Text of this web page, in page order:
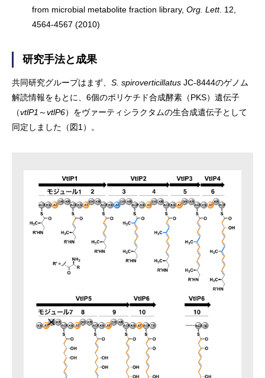
from microbial metabolite fraction library, Org. Lett. 12,
4564-4567 (2010)
研究手法と成果
共同研究グループはまず、 S. spiroverticillatus JC-8444のゲノム
解読情報をもとに、6個のポリケチド合成酵素（PKS）遺伝子
（vtlP1 ～vtlP6）をヴァーティシラクタムの生合成遺伝子として
同定しました（図1）。